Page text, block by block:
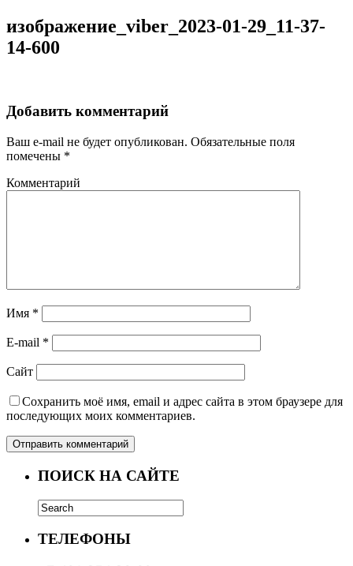
изображение_viber_2023-01-29_11-37-
14-600
Добавить комментарий
Ваш e-mail не будет опубликован. Обязательные поля
помечены *
Комментарий
Имя *
E-mail *
Сайт
Сохранить моё имя, email и адрес сайта в этом браузере для
последующих моих комментариев.
ПОИСК НА САЙТЕ
ТЕЛЕФОНЫ